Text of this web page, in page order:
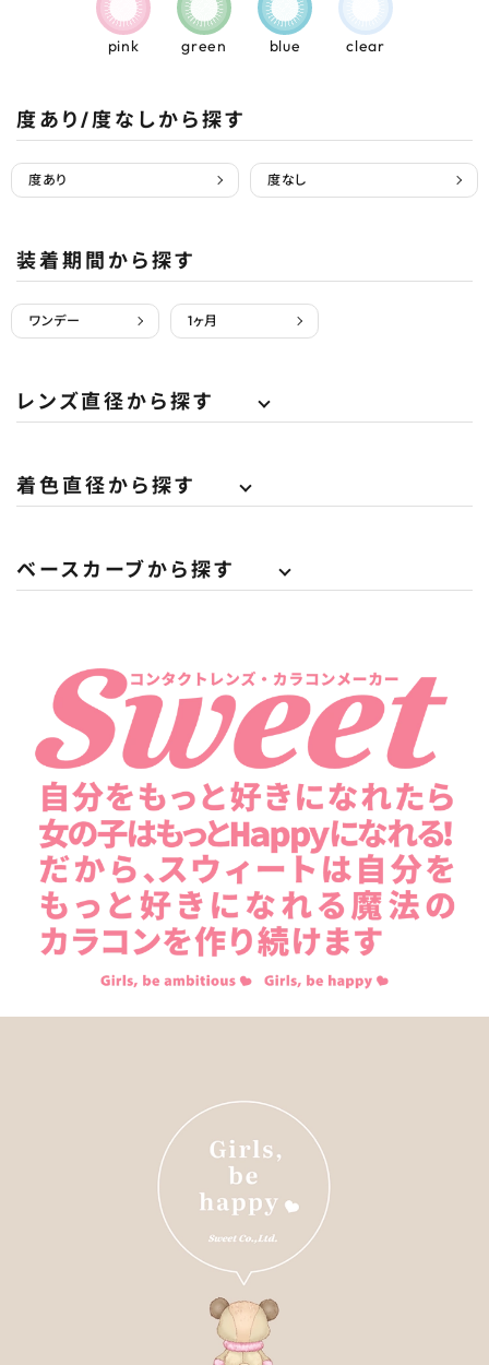
pink green blue clear
度あり/度なしから探す
度あり 度なし
装着期間から探す
ワンデー 1ヶ月
レンズ直径から探す
着色直径から探す
ベースカーブから探す